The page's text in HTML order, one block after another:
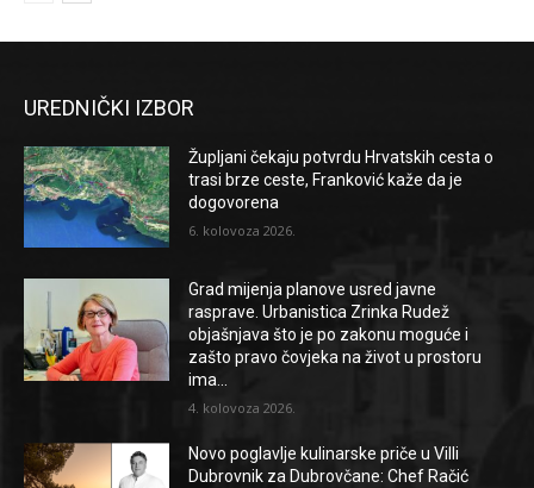
UREDNIČKI IZBOR
Župljani čekaju potvrdu Hrvatskih cesta o
trasi brze ceste, Franković kaže da je
dogovorena
6. kolovoza 2026.
Grad mijenja planove usred javne
rasprave. Urbanistica Zrinka Rudež
objašnjava što je po zakonu moguće i
zašto pravo čovjeka na život u prostoru
ima...
4. kolovoza 2026.
Novo poglavlje kulinarske priče u Villi
Dubrovnik za Dubrovčane: Chef Račić